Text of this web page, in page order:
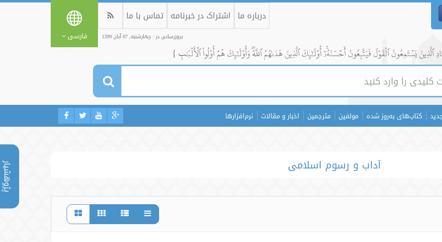
پژوهشیار
درباره ما اشتراک در خبرنامه تماس با ما
بروزرسانی در : چهارشنبه, 07 آبان 1399 فارسی
ٱلَّذِينَ يَسۡتَمِعُونَ ٱلۡقَوۡلَ فَيَتَّبِعُونَ أَحۡسَنَهُۥٓۚ أُوْلَٰٓئِكَ ٱلَّذِينَ هَدَىٰهُمُ ٱللَّهُۖ وَأُوْلَٰٓئِكَ هُمۡ أُوْلُواْ ٱلۡأَلۡبَٰبِ }
کتاب‌های به‌روز شده مولفین مترجمین اخبار و مقالات نرم‌افزارها
آداب و رسوم اسلامی